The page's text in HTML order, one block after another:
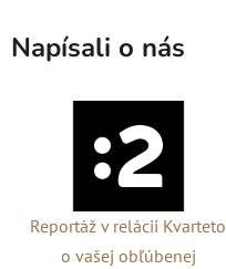
Napísali o nás
Reportáž v relácii Kvarteto
o vašej obľúbenej